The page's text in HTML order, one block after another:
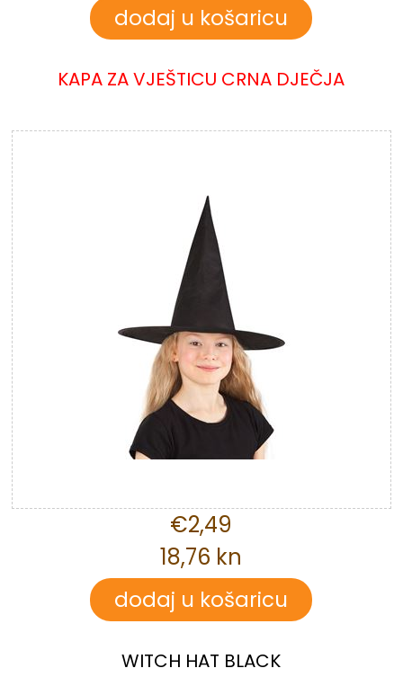
KAPA ZA VJEŠTICU CRNA DJEČJA
€2,49
18,76 kn
WITCH HAT BLACK